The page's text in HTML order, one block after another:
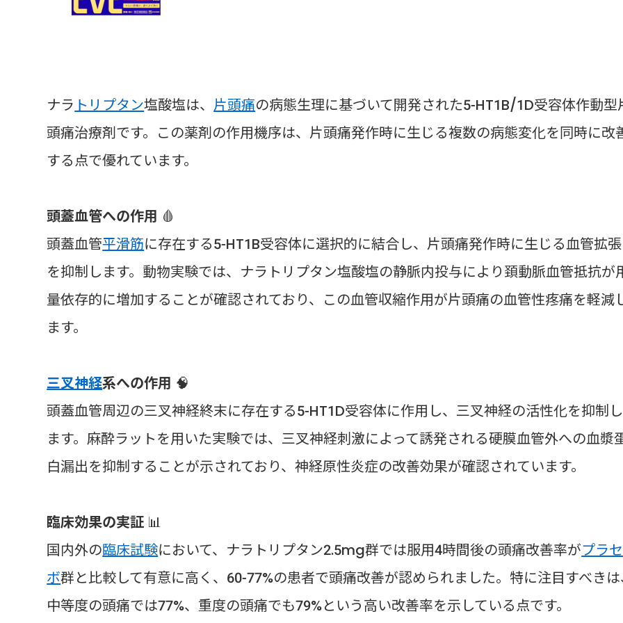
ナラ トリプタン塩酸塩は、片頭痛の病態生理に基づいて開発された5-HT1B/1D受容体作動型
頭痛治療剤です。この薬剤の作用機序は、片頭痛発作時に生じる複数の病態変化を同時に改
する点で優れています。
頭蓋血管への作用 🩸
頭蓋血管平滑筋に存在する5-HT1B受容体に選択的に結合し、片頭痛発作時に生じる血管拡張
を抑制します。動物実験では、ナラトリプタン塩酸塩の静脈内投与により頚動脈血管抵抗が
量依存的に増加することが確認されており、この血管収縮作用が片頭痛の血管性疼痛を軽減
ます。
三叉神経系への作用 🧠
頭蓋血管周辺の三叉神経終末に存在する5-HT1D受容体に作用し、三叉神経の活性化を抑制し
ます。麻酔ラットを用いた実験では、三叉神経刺激によって誘発される硬膜血管外への血漿
白漏出を抑制することが示されており、神経原性炎症の改善効果が確認されています。
臨床効果の実証 📊
国内外の臨床試験において、ナラトリプタン2.5mg群では服用4時間後の頭痛改善率がプラセ
ボ群と比較して有意に高く、60-77%の患者で頭痛改善が認められました。特に注目すべきは
中等度の頭痛では77%、重度の頭痛でも79%という高い改善率を示している点です。